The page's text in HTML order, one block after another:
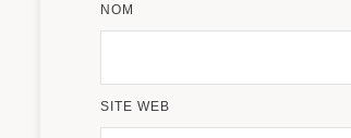
NOM
SITE WEB